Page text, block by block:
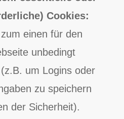
Cookies:
einen für den
unbedingt
um Logins oder
zu speichern
der Sicherheit).